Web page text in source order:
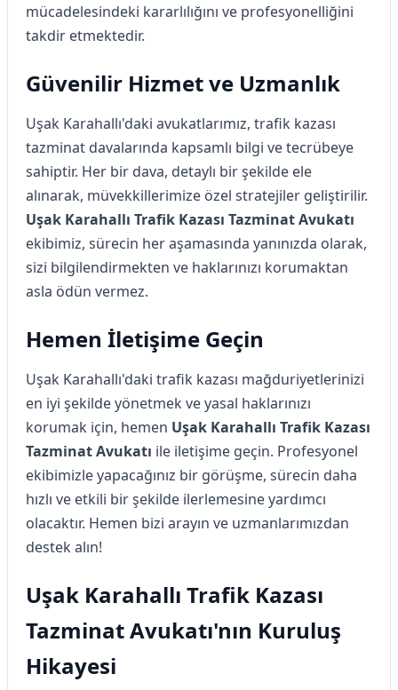
mücadelesindeki kararlılığını ve profesyonelliğini
takdir etmektedir.
Güvenilir Hizmet ve Uzmanlık
Uşak Karahallı'daki avukatlarımız, trafik kazası
tazminat davalarında kapsamlı bilgi ve tecrübeye
sahiptir. Her bir dava, detaylı bir şekilde ele
alınarak, müvekkillerimize özel stratejiler geliştirilir.
Uşak Karahallı Trafik Kazası Tazminat Avukatı
ekibimiz, sürecin her aşamasında yanınızda olarak,
sizi bilgilendirmekten ve haklarınızı korumaktan
asla ödün vermez.
Hemen İletişime Geçin
Uşak Karahallı'daki trafik kazası mağduriyetlerinizi
en iyi şekilde yönetmek ve yasal haklarınızı
korumak için, hemen Uşak Karahallı Trafik Kazası
Tazminat Avukatı ile iletişime geçin. Profesyonel
ekibimizle yapacağınız bir görüşme, sürecin daha
hızlı ve etkili bir şekilde ilerlemesine yardımcı
olacaktır. Hemen bizi arayın ve uzmanlarımızdan
destek alın!
Uşak Karahallı Trafik Kazası
Tazminat Avukatı'nın Kuruluş
Hikayesi